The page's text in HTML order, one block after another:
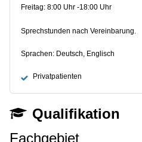
Freitag: 8:00 Uhr -18:00 Uhr
Sprechstunden nach Vereinbarung.
Sprachen: Deutsch, Englisch
Privatpatienten
Qualifikation
Fachgebiet